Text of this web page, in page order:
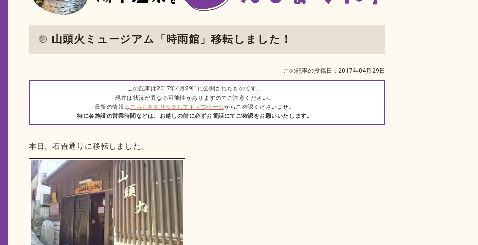
山頭火ミュージアム「時雨館」移転しました！
この記事の投稿日：2017年04月29日
この記事は2017年4月29日に公開されたものです。
現在は状況が異なる可能性がありますのでご注意ください。
最新の情報は こちらをクリックしてトップページからご確認くださいませ。
特に各施設の営業時間などは、お越しの前に必ずお電話にてご確認をお願いいたします。
本日、石畳通りに移転しました。